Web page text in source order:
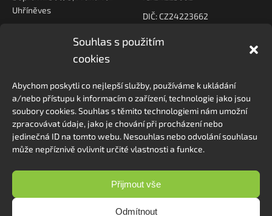
Souhlas s použitím
cookies
Abychom poskytli co nejlepší služby, používáme k ukládání
a/nebo přístupu k informacím o zařízení, technologie jako jsou
soubory cookies. Souhlas s těmito technologiemi nám umožní
zpracovávat údaje, jako je chování při procházení nebo
jedinečná ID na tomto webu. Nesouhlas nebo odvolání souhlasu
může nepříznivě ovlivnit určité vlastnosti a funkce.
Přijmout vše
Odmítnout
Uhříněves
DIČ: CZ24223662
Kontaktujte nás
+420 778 222 800
Navigace
O nás
Kontakt